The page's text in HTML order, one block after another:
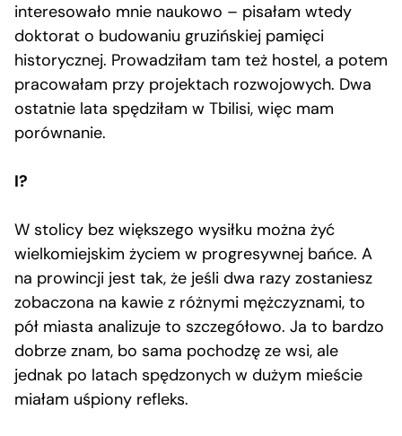
interesowało mnie naukowo – pisałam wtedy
doktorat o budowaniu gruzińskiej pamięci
historycznej. Prowadziłam tam też hostel, a potem
pracowałam przy projektach rozwojowych. Dwa
ostatnie lata spędziłam w Tbilisi, więc mam
porównanie.
I?
W stolicy bez większego wysiłku można żyć
wielkomiejskim życiem w progresywnej bańce. A
na prowincji jest tak, że jeśli dwa razy zostaniesz
zobaczona na kawie z różnymi mężczyznami, to
pół miasta analizuje to szczegółowo. Ja to bardzo
dobrze znam, bo sama pochodzę ze wsi, ale
jednak po latach spędzonych w dużym mieście
miałam uśpiony refleks.